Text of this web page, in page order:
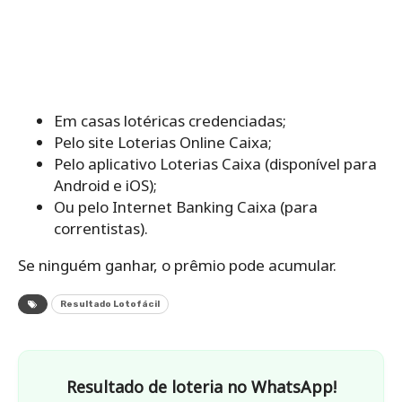
Em casas lotéricas credenciadas;
Pelo site Loterias Online Caixa;
Pelo aplicativo Loterias Caixa (disponível para
Android e iOS);
Ou pelo Internet Banking Caixa (para
correntistas).
Se ninguém ganhar, o prêmio pode acumular.
Resultado Lotofácil
Resultado de loteria no WhatsApp!